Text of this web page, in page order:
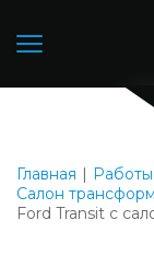
Главная Работы
Салон
Ford Transit с